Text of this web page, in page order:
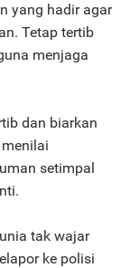
yang hadir agar
Tetap tertib
menjaga
dan biarkan
setimpal
tak wajar
ke polisi